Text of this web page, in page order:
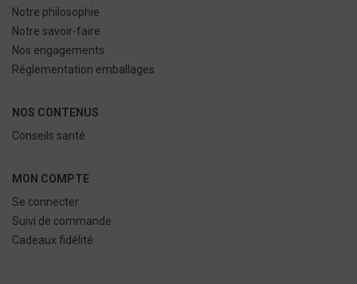
Notre philosophie
Notre savoir-faire
Nos engagements
Réglementation emballages
NOS CONTENUS
Conseils santé
MON COMPTE
Se connecter
Suivi de commande
Cadeaux fidélité